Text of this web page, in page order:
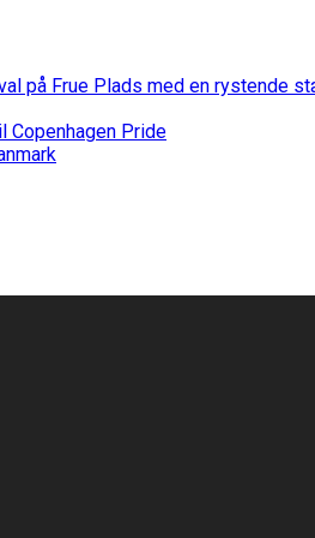
på Frue Plads med en rystende
Copenhagen Pride